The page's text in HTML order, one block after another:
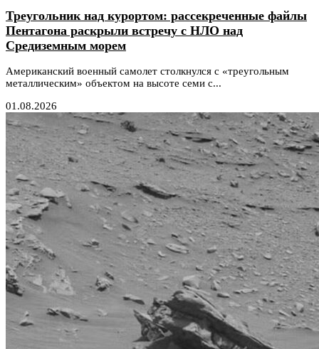
Треугольник над курортом: рассекреченные файлы
Пентагона раскрыли встречу с НЛО над
Средиземным морем
Американский военный самолет столкнулся с «треугольным
металлическим» объектом на высоте семи с...
01.08.2026